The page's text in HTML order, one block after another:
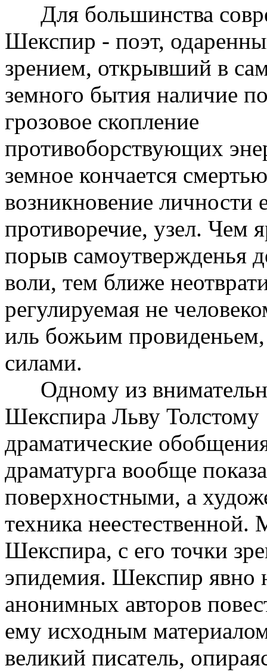
Для большинства
Шекспир - поэт,
зрением, открывший в
земного бытия наличие
грозовое скопление
противоборствующих
земное кончается
возникновение личности
противоречие, узел. Чем
порыв самоутвержденья
воли, тем ближе
регулируемая не
иль божьим
силами.
Одному из
Шекспира Льву Толстому
драматические
драматурга вообще
поверхностными, а
техника неестественной.
Шекспира, с его точки
эпидемия. Шекспир явно
анонимных авторов
ему исходным
великий писатель,